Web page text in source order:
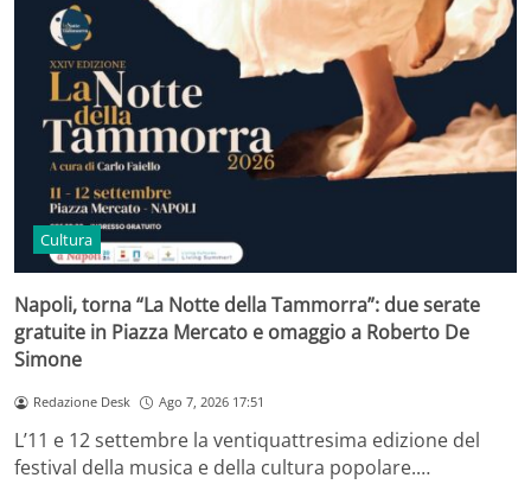
Cultura
Napoli, torna “La Notte della Tammorra”: due serate
gratuite in Piazza Mercato e omaggio a Roberto De
Simone
Redazione Desk Ago 7, 2026 17:51
L’11 e 12 settembre la ventiquattresima edizione del
festival della musica e della cultura popolare.…